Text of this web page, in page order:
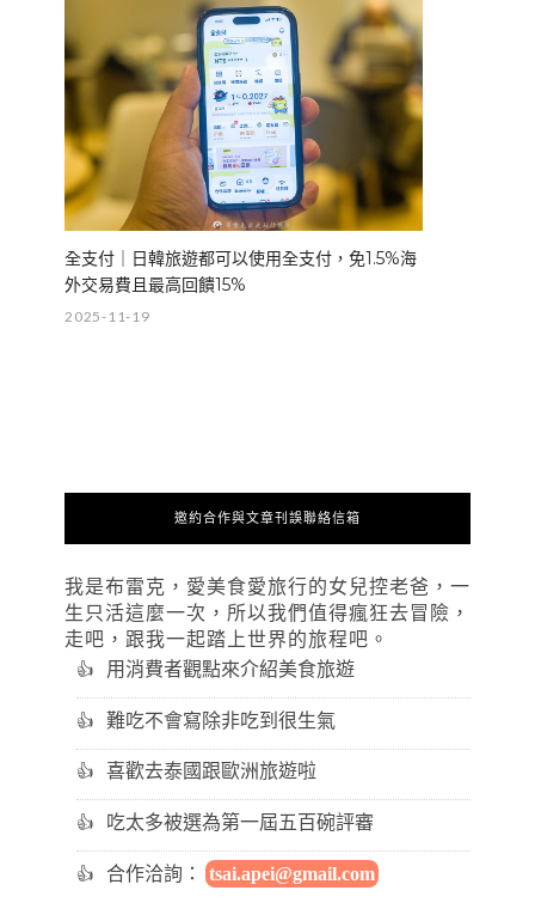
全支付｜日韓旅遊都可以使用全支付，免1.5%海
外交易費且最高回饋15%
2025-11-19
邀約合作與文章刊誤聯絡信箱
我是布雷克，愛美食愛旅行的女兒控老爸，一
生只活這麼一次，所以我們值得瘋狂去冒險，
走吧，跟我一起踏上世界的旅程吧。
用消費者觀點來介紹美食旅遊
難吃不會寫除非吃到很生氣
喜歡去泰國跟歐洲旅遊啦
吃太多被選為第一屆五百碗評審
合作洽詢： tsai.apei@gmail.com